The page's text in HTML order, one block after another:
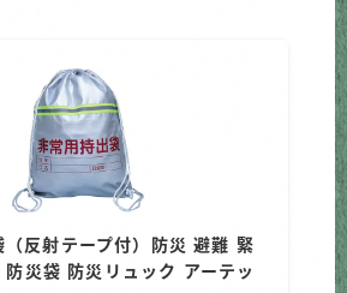
（反射テープ付）防災 避難 緊
災袋 防災リュック アーテッ